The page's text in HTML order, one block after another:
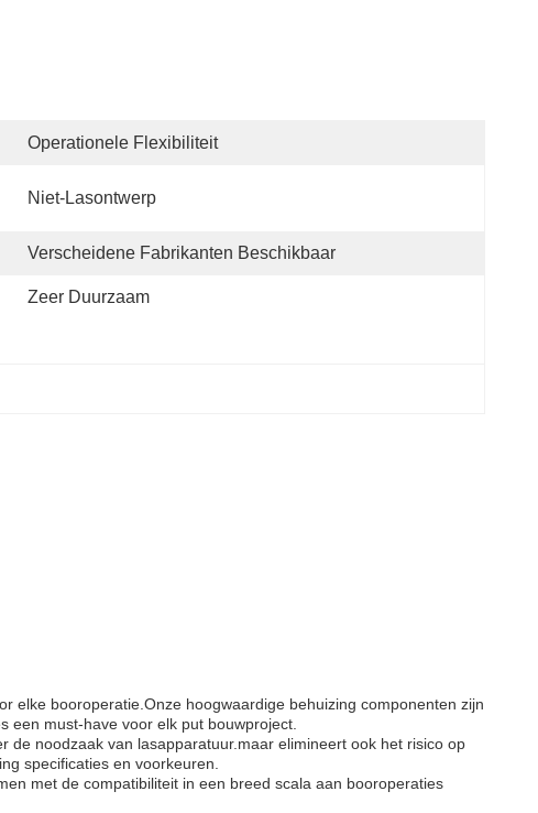
Operationele Flexibiliteit
Niet-Lasontwerp
Verscheidene Fabrikanten Beschikbaar
Zeer Duurzaam
elke booroperatie.Onze hoogwaardige behuizing componenten zijn
een must-have voor elk put bouwproject.
noodzaak van lasapparatuur.maar elimineert ook het risico op
specificaties en voorkeuren.
met de compatibiliteit in een breed scala aan booroperaties